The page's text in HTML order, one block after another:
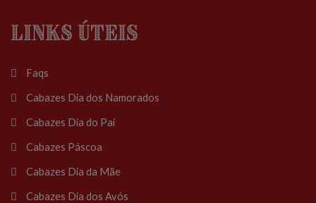
Links Úteis
Faqs
Cabazes Dia dos Namorados
Cabazes Dia do Pai
Cabazes Páscoa
Cabazes Dia da Mãe
Cabazes Dia dos Avós